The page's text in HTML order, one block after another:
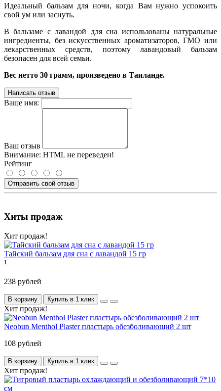
Идеальный бальзам для ночи, когда Вам нужно успокоить
свой ум или заснуть.
В бальзаме с лавандой для сна использованы натуральные
ингредиенты, без искусственных ароматизаторов, ГМО или
лекарственных средств, поэтому лавандовый бальзам
безопасен для всей семьи.
Вес нетто 30 грамм, произведено в Таиланде.
Написать отзыв
Ваше имя:
Ваш отзыв
Внимание: HTML не переведен!
Рейтинг
Отправить свой отзыв
Хиты продаж
Хит продаж!
Тайский бальзам для сна с лавандой 15 гр
1
238 рублей
В корзину Купить в 1 клик
Хит продаж!
Neobun Menthol Plaster пластырь обезболивающий 2 шт
108 рублей
В корзину Купить в 1 клик
Хит продаж!